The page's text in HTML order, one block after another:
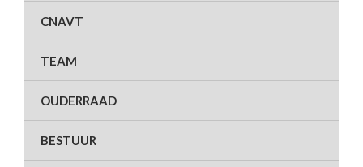
CNAVT
TEAM
OUDERRAAD
BESTUUR